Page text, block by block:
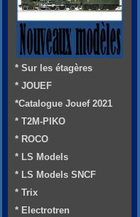
* Sur les étagères
* JOUEF
*Catalogue Jouef 2021
* T2M-PIKO
* ROCO
* LS Models
* LS Models SNCF
* Trix
* Electrotren